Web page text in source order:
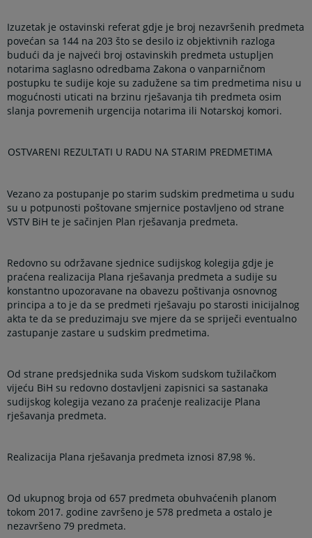
Izuzetak je ostavinski referat gdje je broj nezavršenih predmeta
povećan sa 144 na 203 što se desilo iz objektivnih razloga
budući da je najveći broj ostavinskih predmeta ustupljen
notarima saglasno odredbama Zakona o vanparničnom
postupku te sudije koje su zadužene sa tim predmetima nisu u
mogućnosti uticati na brzinu rješavanja tih predmeta osim
slanja povremenih urgencija notarima ili Notarskoj komori.
OSTVARENI REZULTATI U RADU NA STARIM PREDMETIMA
Vezano za postupanje po starim sudskim predmetima u sudu
su u potpunosti poštovane smjernice postavljeno od strane
VSTV BiH te je sačinjen Plan rješavanja predmeta.
Redovno su održavane sjednice sudijskog kolegija gdje je
praćena realizacija Plana rješavanja predmeta a sudije su
konstantno upozoravane na obavezu poštivanja osnovnog
principa a to je da se predmeti rješavaju po starosti inicijalnog
akta te da se preduzimaju sve mjere da se spriječi eventualno
zastupanje zastare u sudskim predmetima.
Od strane predsjednika suda Viskom sudskom tužilačkom
vijeću BiH su redovno dostavljeni zapisnici sa sastanaka
sudijskog kolegija vezano za praćenje realizacije Plana
rješavanja predmeta.
Realizacija Plana rješavanja predmeta iznosi 87,98 %.
Od ukupnog broja od 657 predmeta obuhvaćenih planom
tokom 2017. godine završeno je 578 predmeta a ostalo je
nezavršeno 79 predmeta.